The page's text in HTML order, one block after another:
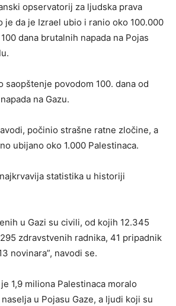
opservatorij za ljudska prava
je da je Izrael ubio i ranio oko 100.000
dana brutalnih napada na Pojas
saopštenje povodom 100. dana od
na Gazu.
počinio strašne ratne zločine, a
ubijano oko 1.000 Palestinaca.
statistika u historiji
u Gazi su civili, od kojih 12.345
zdravstvenih radnika, 41 pripadnik
novinara”, navodi se.
1,9 miliona Palestinaca moralo
u Pojasu Gaze, a ljudi koji su